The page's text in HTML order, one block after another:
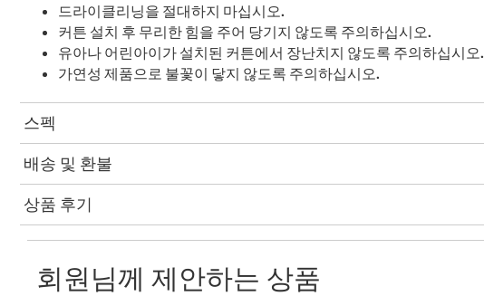
드라이클리닝을 절대하지 마십시오.
커튼 설치 후 무리한 힘을 주어 당기지 않도록 주의하십시오.
유아나 어린아이가 설치된 커튼에서 장난치지 않도록 주의하십시오.
가연성 제품으로 불꽃이 닿지 않도록 주의하십시오.
스펙
배송 및 환불
상품 후기
회원님께 제안하는 상품